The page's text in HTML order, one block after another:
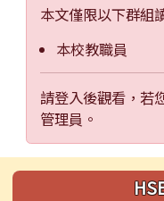
本文僅限以下群組
本校教職員
請登入後觀看，若
管理員。
左邊區域內容